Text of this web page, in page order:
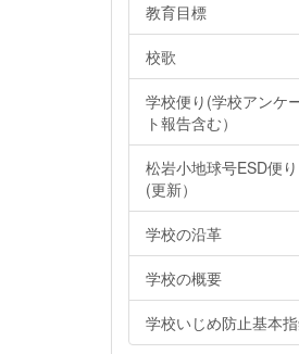
教育目標
校歌
学校便り(学校アンケ
ト報告含む）
松岩小地球号ESD便り
(更新）
学校の沿革
学校の概要
学校いじめ防止基本